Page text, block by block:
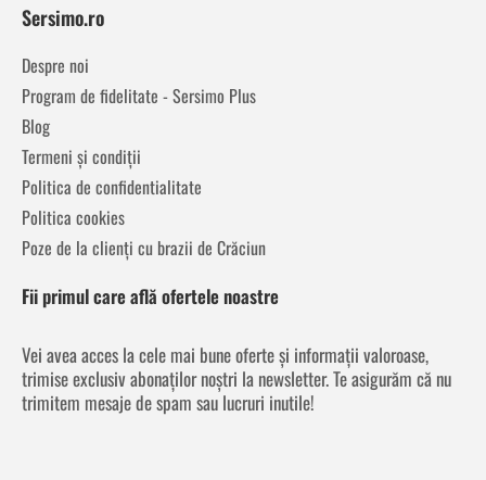
Sersimo.ro
Despre noi
Program de fidelitate - Sersimo Plus
Blog
Termeni și condiții
Politica de confidentialitate
Politica cookies
Poze de la clienți cu brazii de Crăciun
Fii primul care află ofertele noastre
Vei avea acces la cele mai bune oferte și informații valoroase,
trimise exclusiv abonaților noștri la newsletter. Te asigurăm că nu
trimitem mesaje de spam sau lucruri inutile!